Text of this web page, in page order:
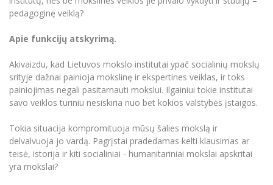
pedagoginę veiklą?
Apie funkcijų atskyrimą.
Akivaizdu, kad Lietuvos mokslo institutai ypač socialinių mokslų
srityje dažnai painioja mokslinę ir ekspertines veiklas, ir toks
painiojimas negali pasitarnauti mokslui. Ilgainiui tokie institutai
savo veiklos turiniu nesiskiria nuo bet kokios valstybės įstaigos.
Tokia situacija kompromituoja mūsų šalies mokslą ir
delvalvuoja jo vardą. Pagrįstai pradedamas kelti klausimas ar
teisė, istorija ir kiti socialiniai - humanitariniai mokslai apskritai
yra mokslai?